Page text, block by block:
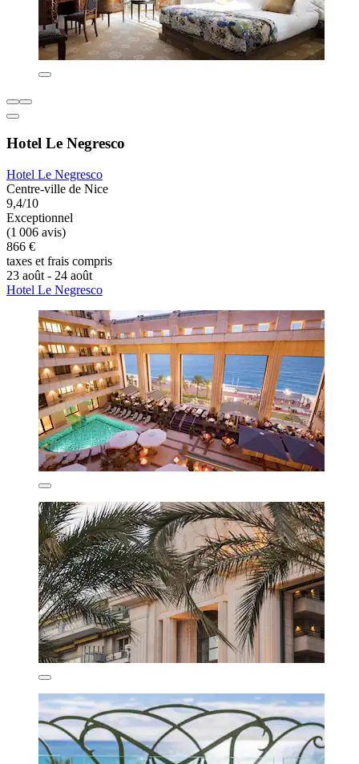
Hotel Le Negresco
Hotel Le Negresco
Centre-ville de Nice
9,4/10
Exceptionnel
(1 006 avis)
866 €
taxes et frais compris
23 août - 24 août
Hotel Le Negresco